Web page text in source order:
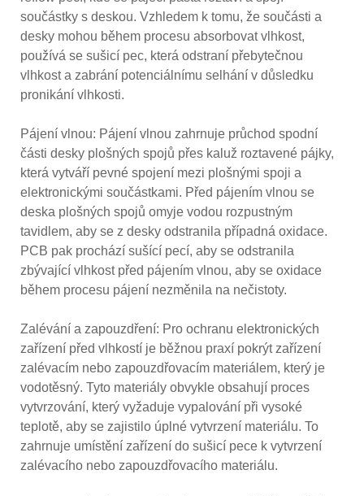
součástky s deskou. Vzhledem k tomu, že součásti a
desky mohou během procesu absorbovat vlhkost,
používá se sušicí pec, která odstraní přebytečnou
vlhkost a zabrání potenciálnímu selhání v důsledku
pronikání vlhkosti.
Pájení vlnou: Pájení vlnou zahrnuje průchod spodní
části desky plošných spojů přes kaluž roztavené pájky,
která vytváří pevné spojení mezi plošnými spoji a
elektronickými součástkami. Před pájením vlnou se
deska plošných spojů omyje vodou rozpustným
tavidlem, aby se z desky odstranila případná oxidace.
PCB pak prochází sušící pecí, aby se odstranila
zbývající vlhkost před pájením vlnou, aby se oxidace
během procesu pájení nezměnila na nečistoty.
Zalévání a zapouzdření: Pro ochranu elektronických
zařízení před vlhkostí je běžnou praxí pokrýt zařízení
zalévacím nebo zapouzdřovacím materiálem, který je
vodotěsný. Tyto materiály obvykle obsahují proces
vytvrzování, který vyžaduje vypalování při vysoké
teplotě, aby se zajistilo úplné vytvrzení materiálu. To
zahrnuje umístění zařízení do sušicí pece k vytvrzení
zalévacího nebo zapouzdřovacího materiálu.